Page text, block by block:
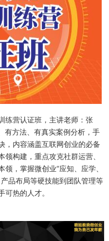
练营认证班，主讲老师：张
有方法、有真实案例分析，手
，内容涵盖互联网创业的必备
构建，重点攻克社群运营、
，掌握微创业“应知、应学、
品布局等硬技能到团队管理等
热的人才。